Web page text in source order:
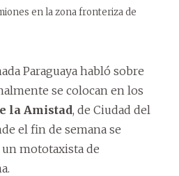
en la zona fronteriza de
Paraguaya habló sobre
se colocan en los
la Amistad, de Ciudad del
el fin de semana se
mototaxista de